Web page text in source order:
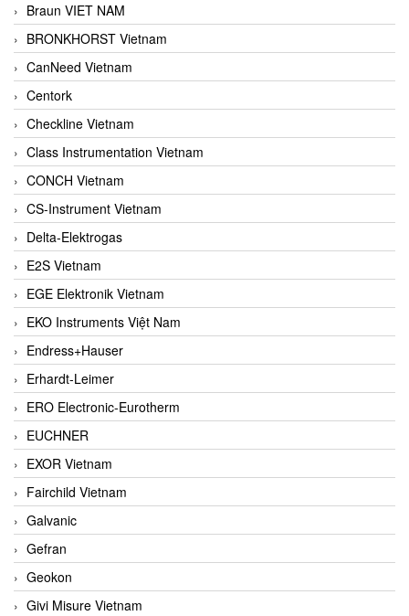
Braun VIET NAM
BRONKHORST Vietnam
CanNeed Vietnam
Centork
Checkline Vietnam
Class Instrumentation Vietnam
CONCH Vietnam
CS-Instrument Vietnam
Delta-Elektrogas
E2S Vietnam
EGE Elektronik Vietnam
EKO Instruments Việt Nam
Endress+Hauser
Erhardt-Leimer
ERO Electronic-Eurotherm
EUCHNER
EXOR Vietnam
Fairchild Vietnam
Galvanic
Gefran
Geokon
Givi Misure Vietnam